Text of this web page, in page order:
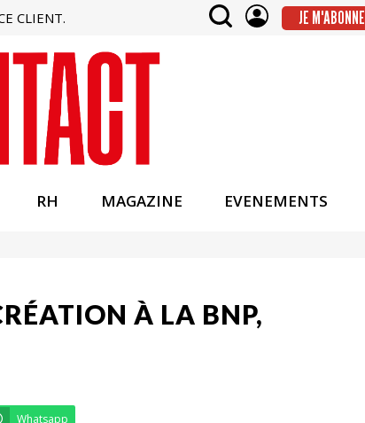
CLIENT. JE M'ABONNE
RH MAGAZINE EVENEMENTS
À LA BNP,